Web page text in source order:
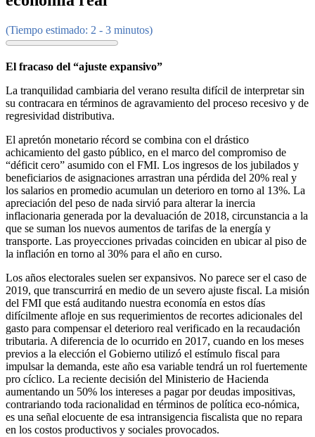
(Tiempo estimado: 2 - 3 minutos)
El fracaso del “ajuste expansivo”
La tranquilidad cambiaria del verano resulta difícil de interpretar sin
su contracara en términos de agravamiento del proceso recesivo y de
regresividad distributiva.
El apretón monetario récord se combina con el drástico
achicamiento del gasto público, en el marco del compromiso de
“déficit cero” asumido con el FMI. Los ingresos de los jubilados y
beneficiarios de asignaciones arrastran una pérdida del 20% real y
los salarios en promedio acumulan un deterioro en torno al 13%. La
apreciación del peso de nada sirvió para alterar la inercia
inflacionaria generada por la devaluación de 2018, circunstancia a la
que se suman los nuevos aumentos de tarifas de la energía y
transporte. Las proyecciones privadas coinciden en ubicar al piso de
la inflación en torno al 30% para el año en curso.
Los años electorales suelen ser expansivos. No parece ser el caso de
2019, que transcurrirá en medio de un severo ajuste fiscal. La misión
del FMI que está auditando nuestra economía en estos días
difícilmente afloje en sus requerimientos de recortes adicionales del
gasto para compensar el deterioro real verificado en la recaudación
tributaria. A diferencia de lo ocurrido en 2017, cuando en los meses
previos a la elección el Gobierno utilizó el estímulo fiscal para
impulsar la demanda, este año esa variable tendrá un rol fuertemente
pro cíclico. La reciente decisión del Ministerio de Hacienda
aumentando un 50% los intereses a pagar por deudas impositivas,
contrariando toda racionalidad en términos de política eco-nómica,
es una señal elocuente de esa intransigencia fiscalista que no repara
en los costos productivos y sociales provocados.